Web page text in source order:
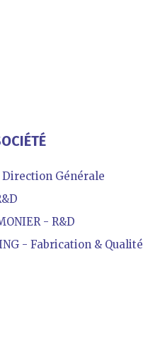
Direction Générale
- R&D
- Fabrication & Qualité